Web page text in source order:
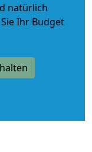
natürlich
Ihr Budget